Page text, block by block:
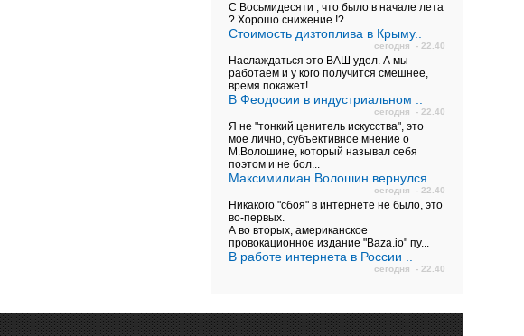
С Восьмидесяти , что было в начале лета
? Хорошо снижение !?
Стоимость дизтоплива в Крыму..
сегодня - 22.40
Наслаждаться это ВАШ удел. А мы
работаем и у кого получится смешнее,
время покажет!
В Феодосии в индустриальном ..
сегодня - 22.40
Я не "тонкий ценитель искусства", это
мое лично, субъективное мнение о
М.Волошине, который называл себя
поэтом и не бол...
Максимилиан Волошин вернулся..
сегодня - 22.40
Никакого "сбоя" в интернете не было, это
во-первых.
А во вторых, американское
провокационное издание "Baza.io" пу...
В работе интернета в России ..
сегодня - 22.40